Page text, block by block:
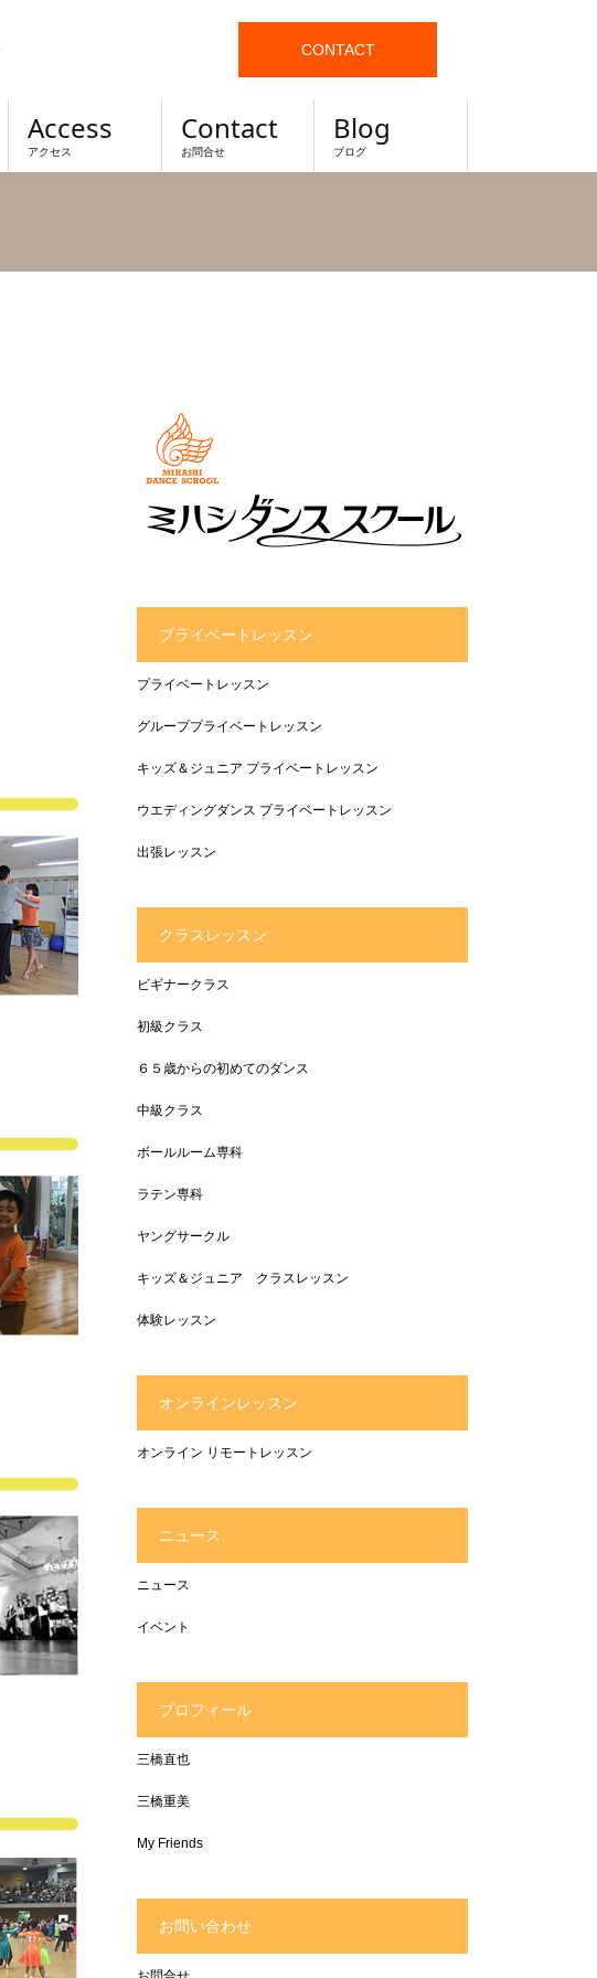
CONTACT
Access
アクセス
Contact
お問合せ
Blog
ブログ
プライベートレッスン
プライベートレッスン
グループプライベートレッスン
キッズ＆ジュニア プライベートレッスン
ウエディングダンス プライベートレッスン
出張レッスン
クラスレッスン
ビギナークラス
初級クラス
６５歳からの初めてのダンス
中級クラス
ボールルーム専科
ラテン専科
ヤングサークル
キッズ＆ジュニア クラスレッスン
体験レッスン
オンラインレッスン
オンライン リモートレッスン
ニュース
ニュース
イベント
プロフィール
三橋直也
三橋重美
My Friends
お問い合わせ